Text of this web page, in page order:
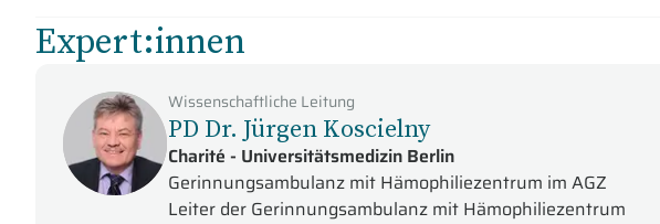
Expert:innen
Wissenschaftliche Leitung
PD Dr. Jürgen Koscielny
Charité - Universitätsmedizin Berlin
Gerinnungsambulanz mit Hämophiliezentrum im AGZ
Leiter der Gerinnungsambulanz mit Hämophiliezentrum